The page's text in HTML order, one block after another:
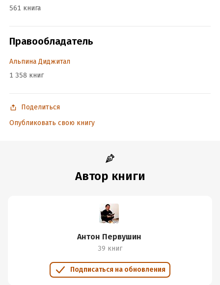
561 книга
Правообладатель
Альпина Диджитал
1 358 книг
Поделиться
Опубликовать свою книгу
Автор книги
Антон Первушин
39 книг
Подписаться на обновления